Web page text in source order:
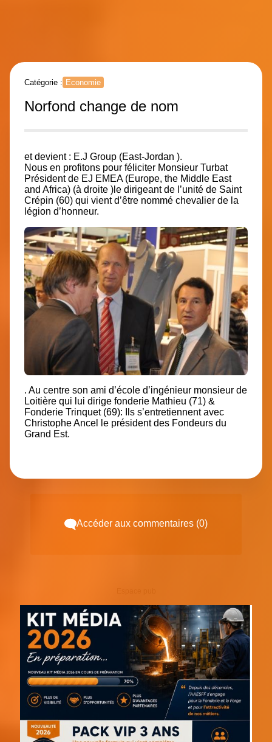
Catégorie : Economie
Norfond change de nom
et devient : E.J Group (East-Jordan ).
Nous en profitons pour féliciter Monsieur Turbat
Président de EJ EMEA (Europe, the Middle East
and Africa) (à droite )le dirigeant de l’unité de Saint
Crépin (60) qui vient d’être nommé chevalier de la
légion d’honneur.
. Au centre son ami d’école d’ingénieur monsieur de
Loitière qui lui dirige fonderie Mathieu (71) &
Fonderie Trinquet (69): Ils s’entretiennent avec
Christophe Ancel le président des Fondeurs du
Grand Est.
Accéder aux commentaires (0)